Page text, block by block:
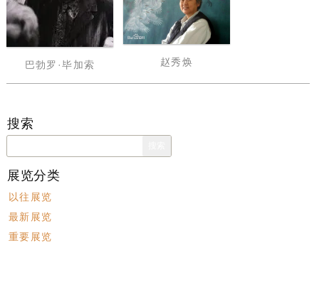
巴勃罗·毕加索 赵秀焕
搜索
索：
展览分类
以往展览
最新展览
重要展览